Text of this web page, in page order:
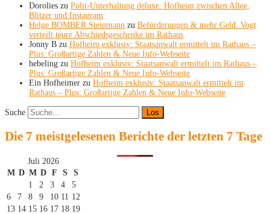
Dorolies zu Polit-Unterhaltung deluxe: Hofheim zwischen Allee,
Blitzer und Instagram
Helge BOMBER Steinmann zu Beförderungen & mehr Geld: Vogt
verteilt teure Abschiedsgeschenke im Rathaus
Jonny B zu Hofheim exklusiv: Staatsanwalt ermittelt im Rathaus –
Plus: Großartige Zahlen & Neue Info-Webseite
hebeling zu Hofheim exklusiv: Staatsanwalt ermittelt im Rathaus –
Plus: Großartige Zahlen & Neue Info-Webseite
Ein Hofheimer zu Hofheim exklusiv: Staatsanwalt ermittelt im
Rathaus – Plus: Großartige Zahlen & Neue Info-Webseite
Suche
Die 7 meistgelesenen Berichte der letzten 7 Tage
Juli 2026
M D M D F S
S
1
2 3 4
5
6
7 8 9 10 11 12
13 14 15 16 17 18 19